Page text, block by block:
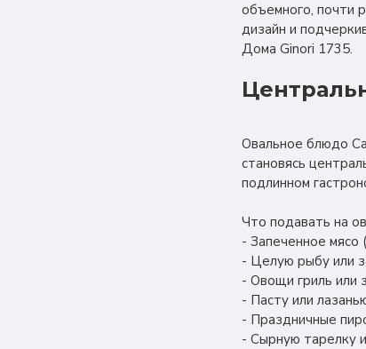
объемного, почти
дизайн и
Дома Ginori 1735.
Овальное блюдо
становясь
подлинном
Что подавать на
- Запеченное мясо
- Целую рыбу или
- Овощи гриль или
- Пасту или
- Праздничные
- Сырную тарелку